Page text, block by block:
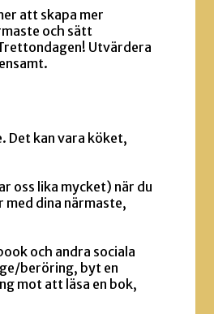
att skapa mer
och sätt
Utvärdera
Det kan vara köket,
oss lika mycket) när du
dina närmaste,
och andra sociala
beröring, byt en
mot att läsa en bok,